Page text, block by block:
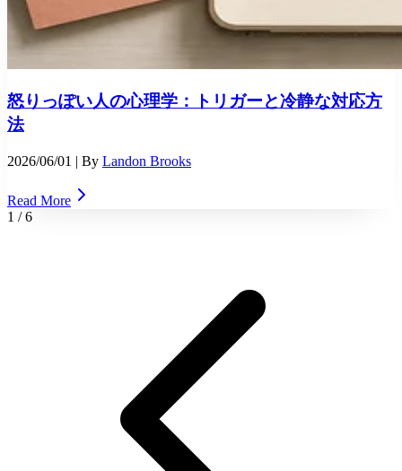
怒りっぽい人の心理学：トリガーと冷静な対応方
法
2026/06/01 | By Landon Brooks
Read More
1 /6